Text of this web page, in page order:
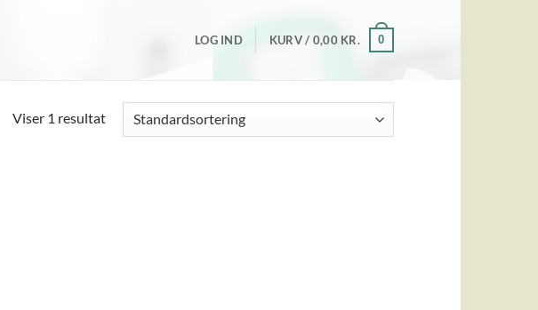
LOG IND KURV / 0,00 KR. 0
Viser 1 resultat